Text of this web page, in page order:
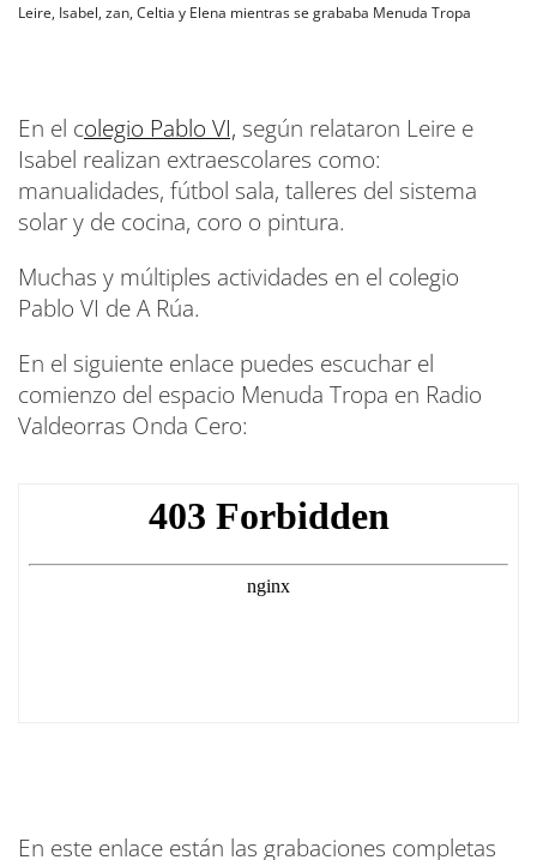
Leire, Isabel, zan, Celtia y Elena mientras se grababa Menuda Tropa
En el colegio Pablo VI, según relataron Leire e
Isabel realizan extraescolares como:
manualidades, fútbol sala, talleres del sistema
solar y de cocina, coro o pintura.
Muchas y múltiples actividades en el colegio
Pablo VI de A Rúa.
En el siguiente enlace puedes escuchar el
comienzo del espacio Menuda Tropa en Radio
Valdeorras Onda Cero:
En este enlace están las grabaciones completas